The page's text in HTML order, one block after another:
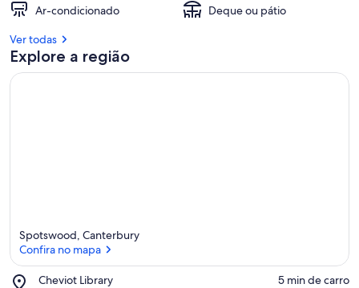
Ar-condicionado
Deque ou pátio
Ver todas
Explore a região
Spotswood, Canterbury
Confira no mapa
Cheviot Library
Place,
‪5 min de carro‬